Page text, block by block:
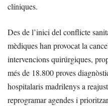
clíniques.
Des de l’inici del conflicte
mèdiques han provocat la
intervencions quirúrgiques,
més de 18.800 proves
hospitalaris madrilenys a
reprogramar agendes i